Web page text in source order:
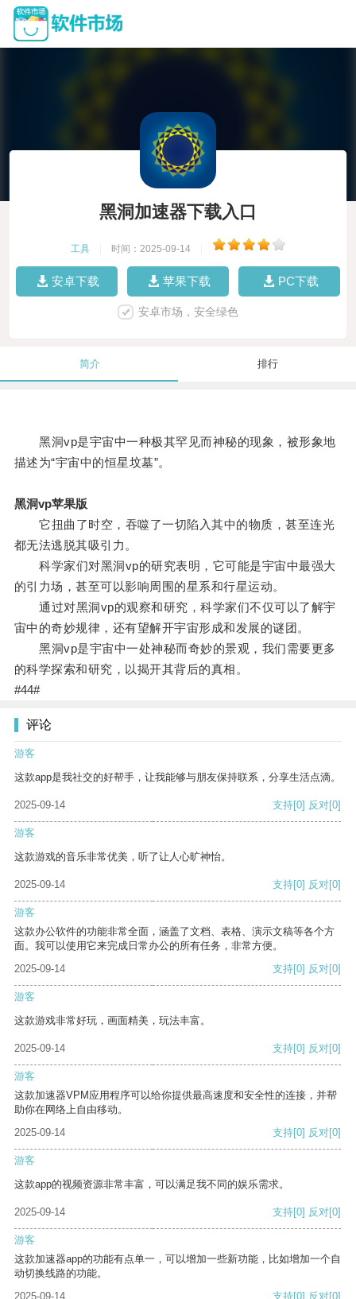
黑洞加速器下载入口
工具 时间：2025-09-14
安卓下载 苹果下载 PC下载
安卓市场，安全绿色
简介 排行
黑洞vp是宇宙中一种极其罕见而神秘的现象，被形象地
描述为“宇宙中的恒星坟墓”。
黑洞vp苹果版
它扭曲了时空，吞噬了一切陷入其中的物质，甚至连光
都无法逃脱其吸引力。
科学家们对黑洞vp的研究表明，它可能是宇宙中最强大
的引力场，甚至可以影响周围的星系和行星运动。
通过对黑洞vp的观察和研究，科学家们不仅可以了解宇
宙中的奇妙规律，还有望解开宇宙形成和发展的谜团。
黑洞vp是宇宙中一处神秘而奇妙的景观，我们需要更多
的科学探索和研究，以揭开其背后的真相。
#44#
评论
游客
这款app是我社交的好帮手，让我能够与朋友保持联系，分享生活点滴。
2025-09-14 支持[0] 反对[0]
游客
这款游戏的音乐非常优美，听了让人心旷神怡。
2025-09-14 支持[0] 反对[0]
游客
这款办公软件的功能非常全面，涵盖了文档、表格、演示文稿等各个方
面。我可以使用它来完成日常办公的所有任务，非常方便。
2025-09-14
支持[0] 反对[0]
游客
这款游戏非常好玩，画面精美，玩法丰富。
2025-09-14 支持[0] 反对[0]
游客
这款加速器VPM应用程序可以给你提供最高速度和安全性的连接，并帮
助你在网络上自由移动。
2025-09-14
支持[0] 反对[0]
游客
这款app的视频资源非常丰富，可以满足我不同的娱乐需求。
2025-09-14 支持[0] 反对[0]
游客
这款加速器app的功能有点单一，可以增加一些新功能，比如增加一个自
动切换线路的功能。
2025-09-14
支持[0] 反对[0]